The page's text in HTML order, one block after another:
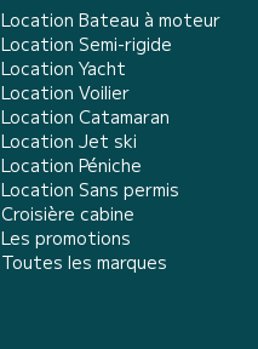
Location Bateau à moteur
Location Semi-rigide
Location Yacht
Location Voilier
Location Catamaran
Location Jet ski
Location Péniche
Location Sans permis
Croisière cabine
Les promotions
Toutes les marques